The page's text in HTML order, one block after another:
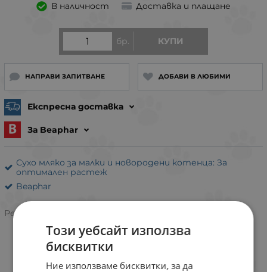
В наличност Доставка и плащане
бр. КУПИ
НАПРАВИ ЗАПИТВАНЕ ДОБАВИ В ЛЮБИМИ
Експресна доставка
За Beaphar
Сухо мляко за малки и новородени котенца: За
оптимален растеж
Beaphar
Рейтинг:
ИНФОРМАЦИЯ
Този уебсайт използва
бисквитки
Ние използваме бисквитки, за да